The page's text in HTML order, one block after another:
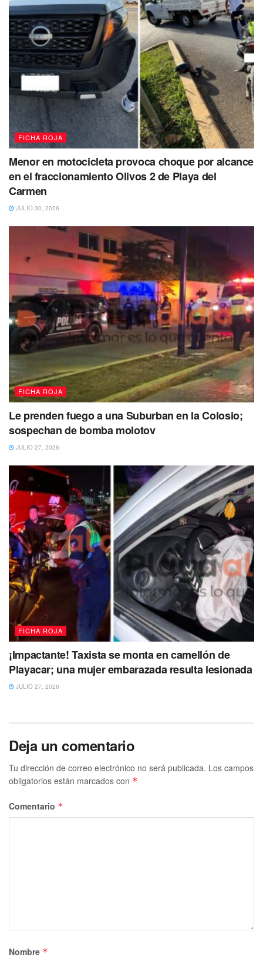
FICHA ROJA
Menor en motocicleta provoca choque por alcance
en el fraccionamiento Olivos 2 de Playa del
Carmen
JULIO 30, 2026
FICHA ROJA
Le prenden fuego a una Suburban en la Colosio;
sospechan de bomba molotov
JULIO 27, 2026
FICHA ROJA
¡Impactante! Taxista se monta en camellón de
Playacar; una mujer embarazada resulta lesionada
JULIO 27, 2026
Deja un comentario
Tu dirección de correo electrónico no será publicada. Los campos
obligatorios están marcados con *
Comentario *
Nombre *